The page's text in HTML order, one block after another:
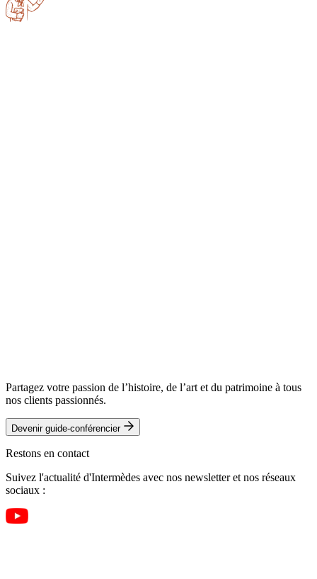
Partagez votre passion de l’histoire, de l’art et du patrimoine à tous
nos clients passionnés.
Devenir guide-conférencier
Restons en contact
Suivez l'actualité d'Intermèdes avec nos newsletter et nos réseaux
sociaux :